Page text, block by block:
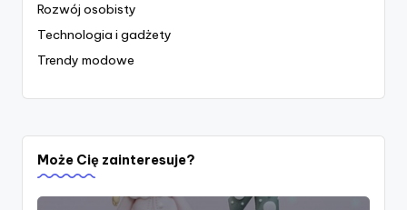
Rozwój osobisty
Technologia i gadżety
Trendy modowe
Może Cię zainteresuje?